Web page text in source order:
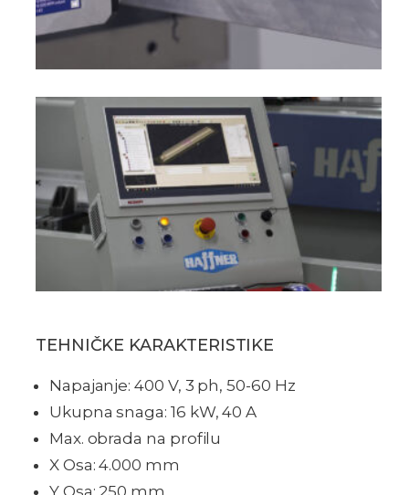
TEHNIČKE KARAKTERISTIKE
Napajanje: 400 V, 3 ph, 50-60 Hz
Ukupna snaga: 16 kW, 40 A
Max. obrada na profilu
X Osa: 4.000 mm